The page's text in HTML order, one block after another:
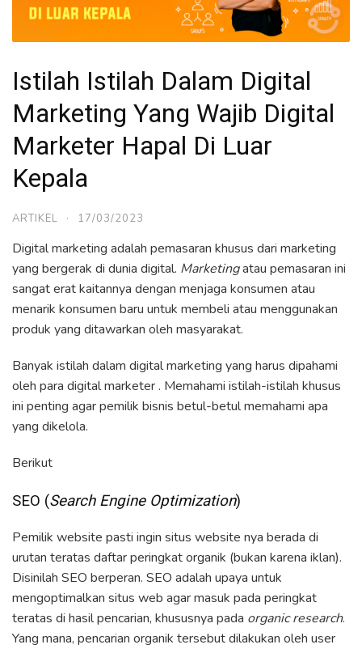
Istilah Istilah Dalam Digital
Marketing Yang Wajib Digital
Marketer Hapal Di Luar
Kepala
ARTIKEL · 17/03/2023
Digital marketing adalah pemasaran khusus dari marketing
yang bergerak di dunia digital. Marketingatau pemasaran ini
sangat erat kaitannya dengan menjaga konsumen atau
menarik konsumen baru untuk membeli atau menggunakan
produk yang ditawarkan oleh masyarakat.
Banyak istilah dalam digital marketing yang harus dipahami
oleh para digital marketer . Memahami istilah-istilah khusus
ini penting agar pemilik bisnis betul-betul memahami apa
yang dikelola.
Berikut
SEO (Search Engine Optimization)
Pemilik website pasti ingin situs website nya berada di
urutan teratas daftar peringkat organik (bukan karena iklan).
Disinilah SEO berperan. SEO adalah upaya untuk
mengoptimalkan situs web agar masuk pada peringkat
teratas di hasil pencarian, khususnya pada organic research.
Yang mana, pencarian organik tersebut dilakukan oleh user